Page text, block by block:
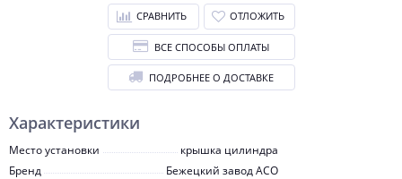
Характеристики
Место установки
крышка цилиндра
Бренд
Бежецкий завод АСО
СРАВНИТЬ ОТЛОЖИТЬ
ВСЕ СПОСОБЫ ОПЛАТЫ
ПОДРОБНЕЕ О ДОСТАВКЕ